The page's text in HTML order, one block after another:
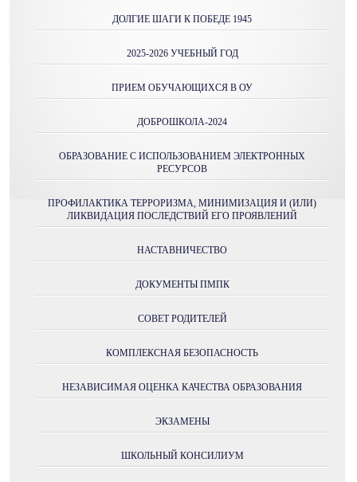
ДОЛГИЕ ШАГИ К ПОБЕДЕ 1945
2025-2026 УЧЕБНЫЙ ГОД
ПРИЕМ ОБУЧАЮЩИХСЯ В ОУ
ДОБРОШКОЛА-2024
ОБРАЗОВАНИЕ С ИСПОЛЬЗОВАНИЕМ ЭЛЕКТРОННЫХ
РЕСУРСОВ
ПРОФИЛАКТИКА ТЕРРОРИЗМА, МИНИМИЗАЦИЯ И (ИЛИ)
ЛИКВИДАЦИЯ ПОСЛЕДСТВИЙ ЕГО ПРОЯВЛЕНИЙ
НАСТАВНИЧЕСТВО
ДОКУМЕНТЫ ПМПК
СОВЕТ РОДИТЕЛЕЙ
КОМПЛЕКСНАЯ БЕЗОПАСНОСТЬ
НЕЗАВИСИМАЯ ОЦЕНКА КАЧЕСТВА ОБРАЗОВАНИЯ
ЭКЗАМЕНЫ
ШКОЛЬНЫЙ КОНСИЛИУМ